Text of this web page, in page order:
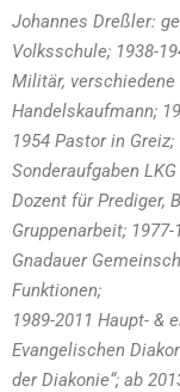
Johannes Dreßler:
Volksschule; 1938-
Militär, verschiedene
Handelskaufmann;
1954 Pastor in
Sonderaufgaben
Dozent für Prediger,
Gruppenarbeit;
Gnadauer
Funktionen;
1989-2011 Haupt- &
Evangelischen
der Diakonie“; ab